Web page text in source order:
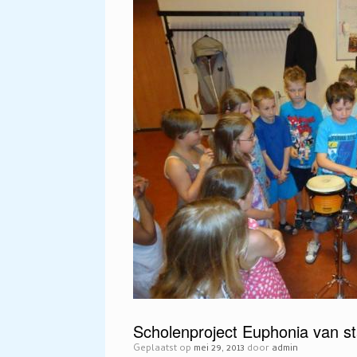
Scholenproject Euphonia van
Geplaatst op mei 29, 2013 door admin